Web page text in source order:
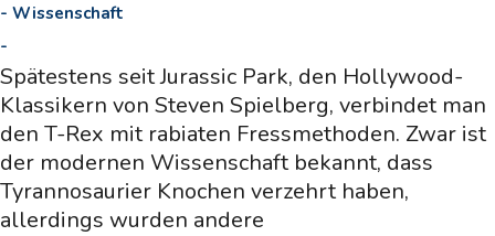
- Wissenschaft
-
Spätestens seit Jurassic Park, den Hollywood-
Klassikern von Steven Spielberg, verbindet man
den T-Rex mit rabiaten Fressmethoden. Zwar ist
der modernen Wissenschaft bekannt, dass
Tyrannosaurier Knochen verzehrt haben,
allerdings wurden andere